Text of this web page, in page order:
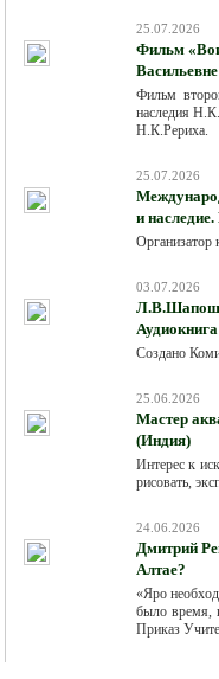
25.07.2026
Фильм
Фильм
наследия
Н.К.Рериха.
25.07.2026
и
03.07.2026
Аудиокнига
Создано
25.06.2026
Мастер
(Индия)
Интерес к
рисовать,
24.06.2026
Дмитрий
Алтае?
«Яро
было время,
Приказ